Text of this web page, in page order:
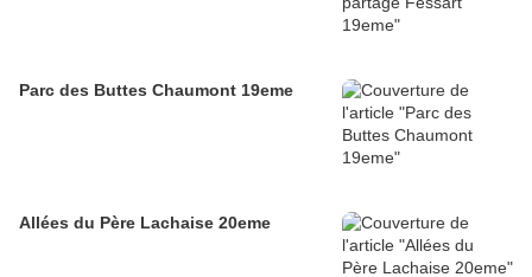
Parc des Buttes Chaumont 19eme
Allées du Père Lachaise 20eme